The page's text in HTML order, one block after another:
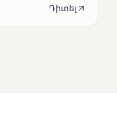
Դիտել